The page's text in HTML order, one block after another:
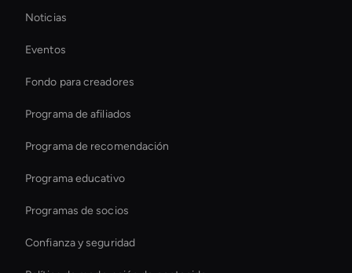
Virtual Reality Avatar
Ai Avatar For Zoom Meetings
Smart Ai Avatar
Noticias
Eventos
Fondo para creadores
Programa de afiliados
Programa de recomendación
Programa educativo
Programas de socios
Confianza y seguridad